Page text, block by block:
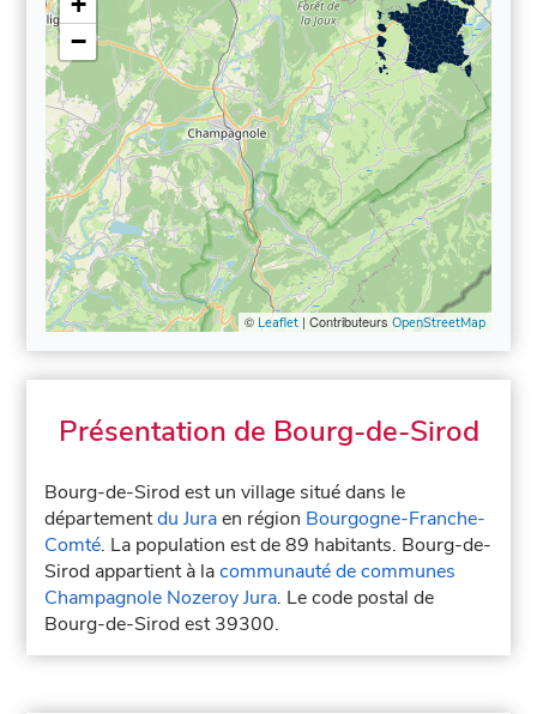
−
© Leaflet| Contributeurs OpenStreetMap
Présentation de Bourg-de-Sirod
Bourg-de-Sirod est un village situé dans le
départementdu Juraen région Bourgogne-Franche-
Comté. La population est de 89 habitants. Bourg-de-
Sirod appartient à lacommunauté de communes
Champagnole Nozeroy Jura. Le code postal de
Bourg-de-Sirod est 39300.